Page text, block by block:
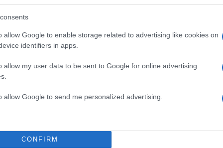
allow Google to enable storage related to advertising like cookies on
identifiers in apps.
allow my user data to be sent to Google for online advertising
allow Google to send me personalized advertising.
CONFIRM